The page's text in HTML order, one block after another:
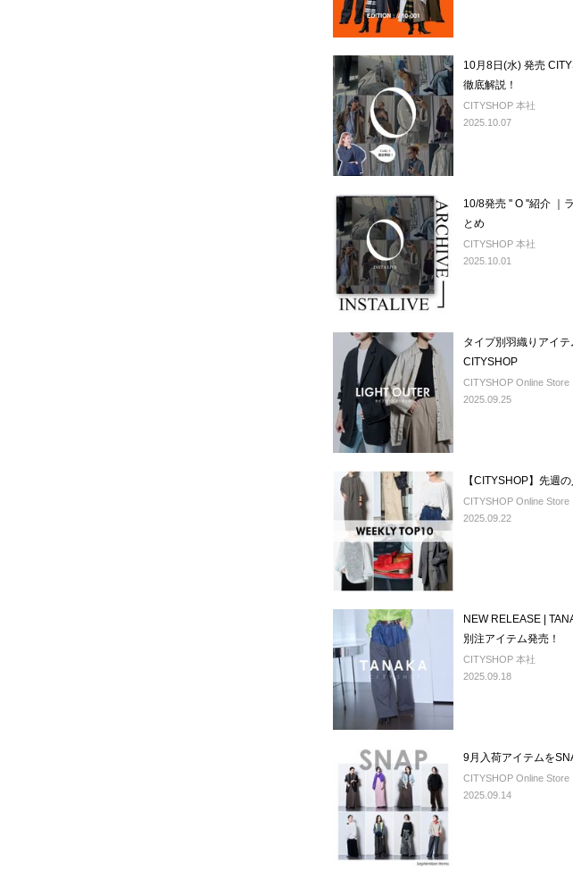
10月8日(水) 発売
徹底解説！
CITYSHOP 本社
2025.10.07
10/8発売 '' O ''紹介 ｜
とめ
CITYSHOP 本社
2025.10.01
タイプ別羽織りアイテ
CITYSHOP
CITYSHOP Online Store
2025.09.25
【CITYSHOP】先週
CITYSHOP Online Store
2025.09.22
NEW RELEASE |
別注アイテム発売！
CITYSHOP 本社
2025.09.18
9月入荷アイテムを
CITYSHOP Online Store
2025.09.14